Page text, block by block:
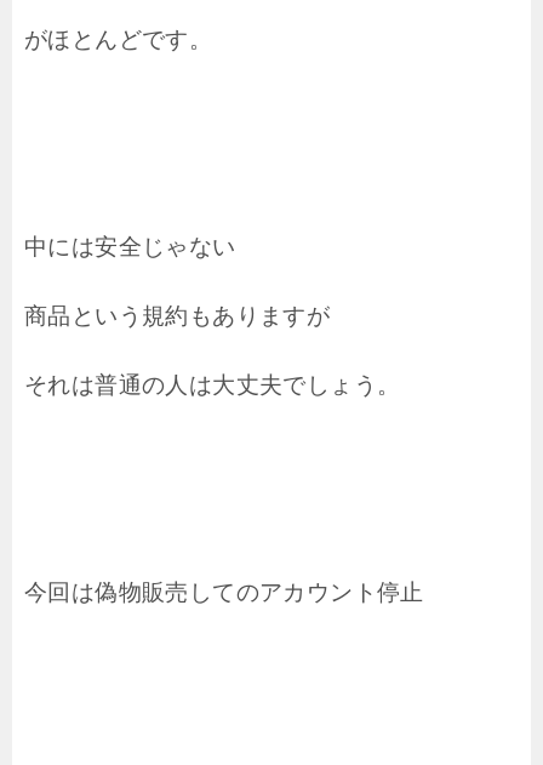
がほとんどです。
中には安全じゃない
商品という規約もありますが
それは普通の人は大丈夫でしょう。
今回は偽物販売してのアカウント停止